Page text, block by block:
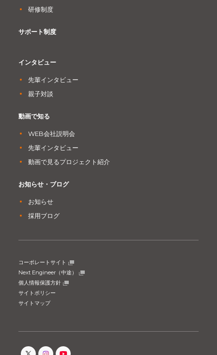
研修制度
サポート制度
インタビュー
先輩インタビュー
親子対談
動画で知る
WEB会社説明会
先輩インタビュー
動画で見るプロジェクト紹介
お知らせ・ブログ
お知らせ
採用ブログ
コーポレートサイト
Next Engineer（中途）
個人情報保護方針
サイトポリシー
サイトマップ